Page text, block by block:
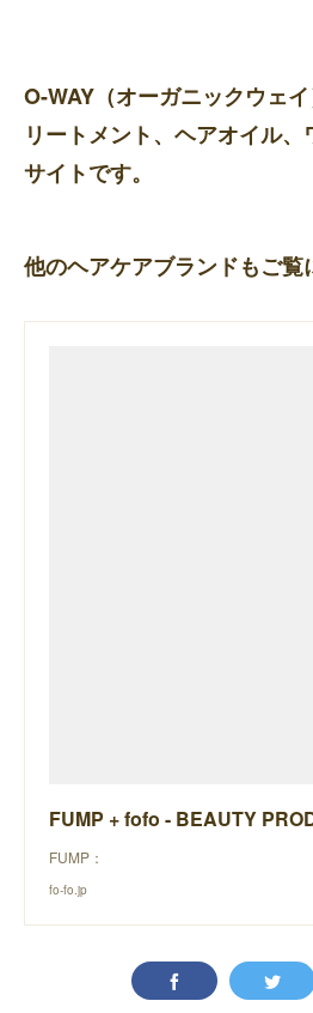
O-WAY（オーガニックウェ
リートメント、ヘアオイル
サイトです。
他のヘアケアブランドもご
FUMP：
fo-fo.jp